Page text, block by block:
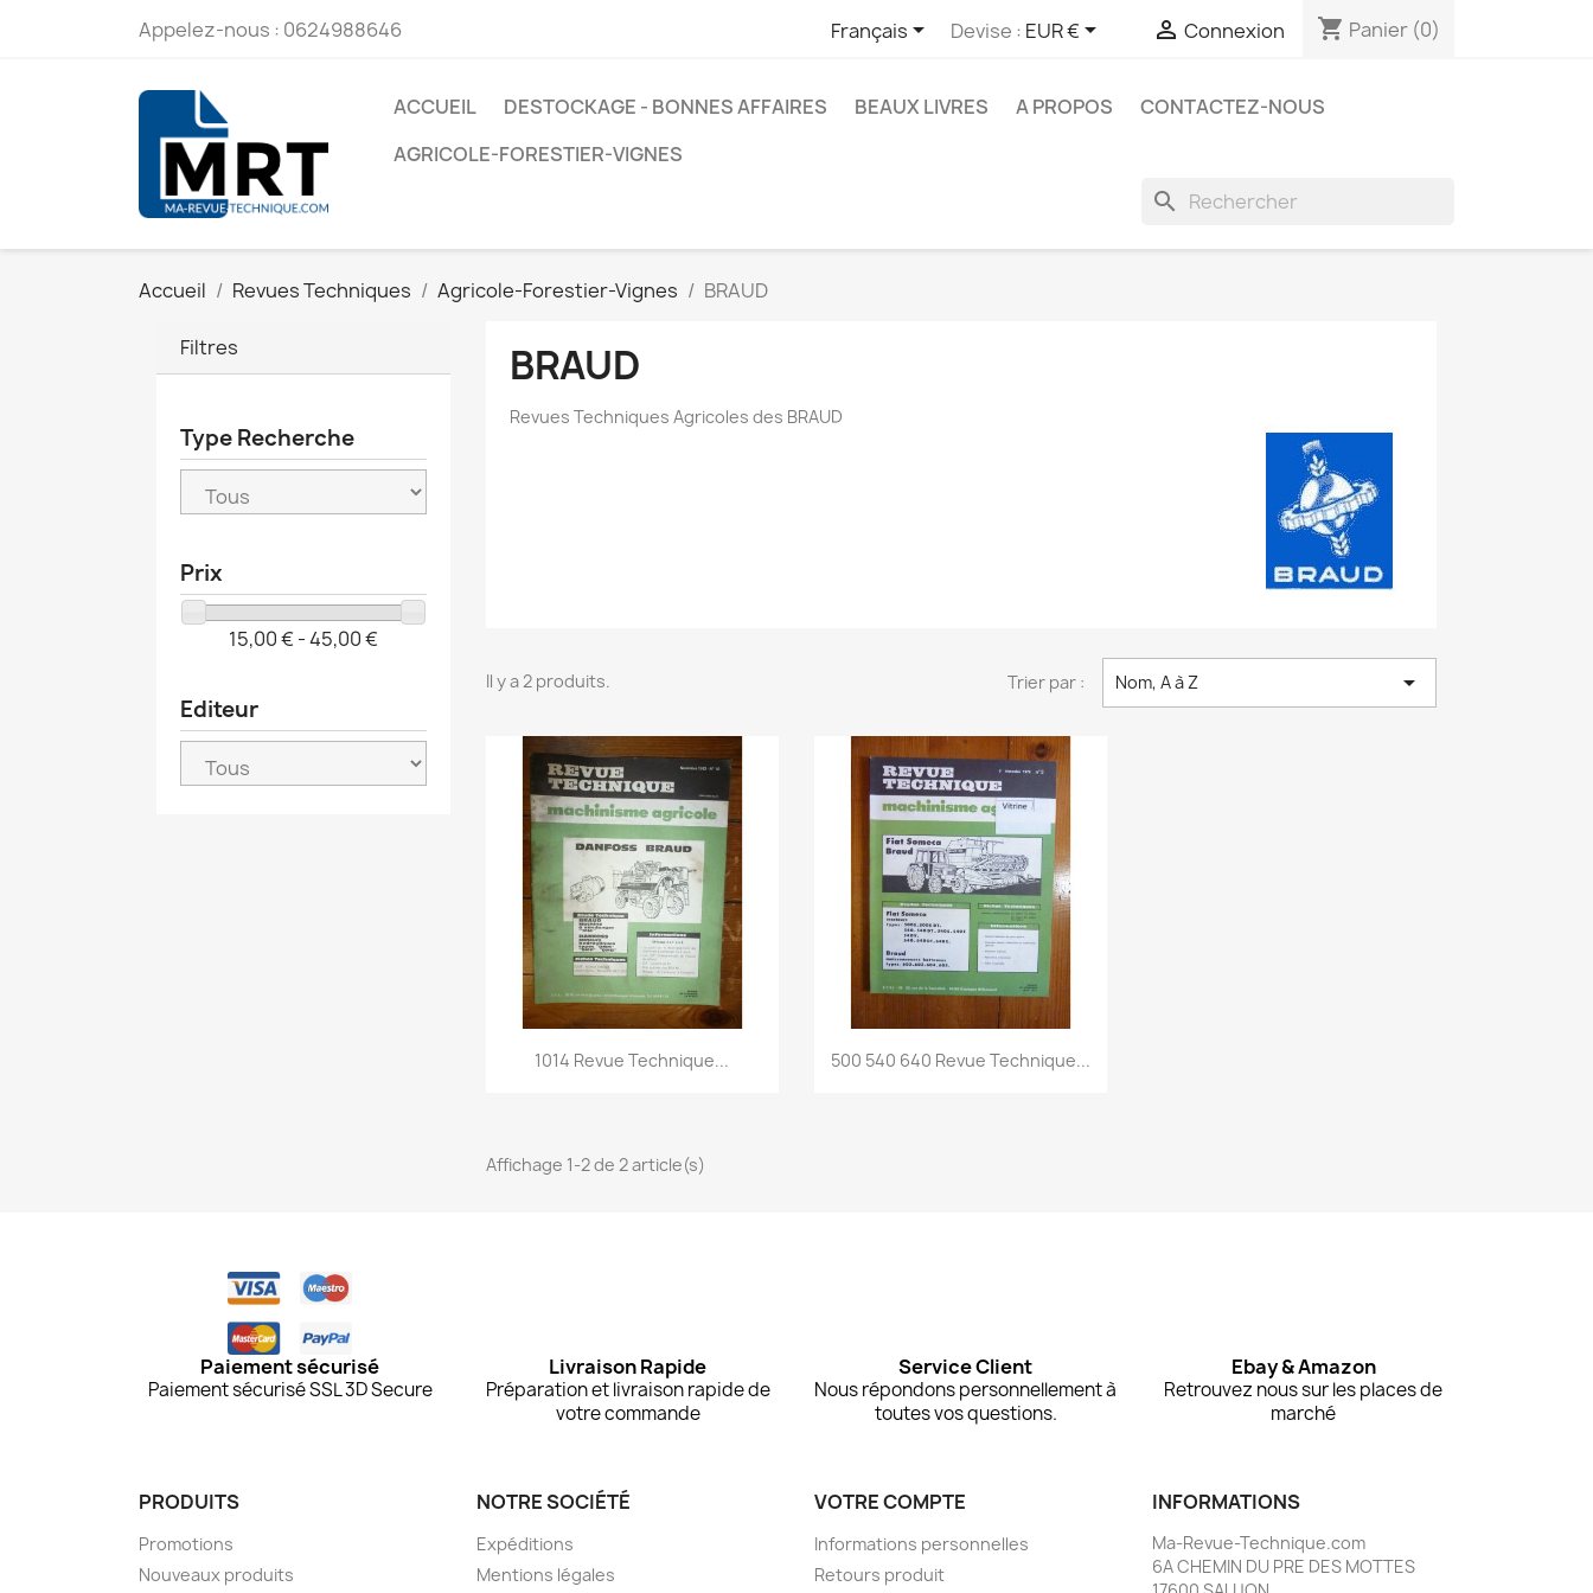
Appelez-nous : 0624988646 Français Devise : EUR €  Connexion shopping_cart Panier (0)
ACCUEIL DESTOCKAGE - BONNES AFFAIRES BEAUX LIVRES A PROPOS
CONTACTEZ-NOUS
AGRICOLE-FORESTIER-VIGNES
search
Accueil Revues Techniques Agricole-Forestier-Vignes BRAUD
Filtres
Type Recherche
Prix
15,00 € - 45,00 €
Editeur
BRAUD
Revues Techniques Agricoles des BRAUD
Il y a 2 produits. Trier par : Nom, A à Z 
Aperçu rapide
1014 Revue Technique... Aperçu rapide
500 540 640 Revue Technique...
Affichage 1-2 de 2 article(s)
Paiement sécurisé
Paiement sécurisé SSL 3D Secure
Livraison Rapide
Préparation et livraison rapide de
votre commande
Service Client
Nous répondons personnellement à
toutes vos questions.
Ebay & Amazon
Retrouvez nous sur les places de
marché
PRODUITS
Promotions
Nouveaux produits
NOTRE SOCIÉTÉ
Expéditions
Mentions légales
VOTRE COMPTE
Informations personnelles
Retours produit
INFORMATIONS
Ma-Revue-Technique.com
6A CHEMIN DU PRE DES MOTTES